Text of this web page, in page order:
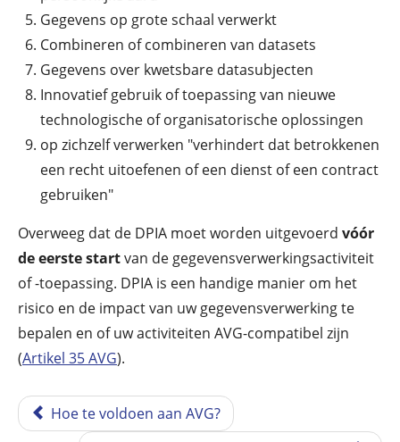
Gegevens op grote schaal verwerkt
Combineren of combineren van datasets
Gegevens over kwetsbare datasubjecten
Innovatief gebruik of toepassing van nieuwe
technologische of organisatorische oplossingen
op zichzelf verwerken "verhindert dat betrokkenen
een recht uitoefenen of een dienst of een contract
gebruiken"
Overweeg dat de DPIA moet worden uitgevoerd vóór
de eerste startvan de gegevensverwerkingsactiviteit
of -toepassing. DPIA is een handige manier om het
risico en de impact van uw gegevensverwerking te
bepalen en of uw activiteiten AVG-compatibel zijn
(Artikel 35 AVG).
Hoe te voldoen aan AVG?